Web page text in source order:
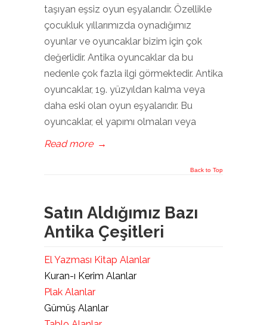
taşıyan eşsiz oyun eşyalarıdır. Özellikle
çocukluk yıllarımızda oynadığımız
oyunlar ve oyuncaklar bizim için çok
değerlidir. Antika oyuncaklar da bu
nedenle çok fazla ilgi görmektedir. Antika
oyuncaklar, 19. yüzyıldan kalma veya
daha eski olan oyun eşyalarıdır. Bu
oyuncaklar, el yapımı olmaları veya
Read more →
Back to Top
Satın Aldığımız Bazı
Antika Çeşitleri
El Yazması Kitap Alanlar
Kuran-ı Kerim Alanlar
Plak Alanlar
Gümüş Alanlar